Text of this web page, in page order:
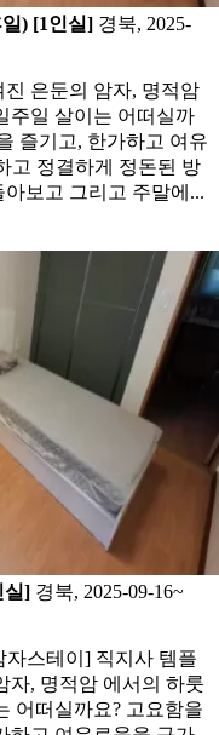
) [1인실] 경북, 2025-
은둔의 암자, 명적암
주일 살이는 어떠실까
즐기고, 한가하고 여유
고 정결하게 정돈된 방
보고 그리고 주말에...
실] 경북, 2025-09-16~
자스테이] 직지사 템플
자, 명적암 에서의 하룻
어떠실까요? 고요함을